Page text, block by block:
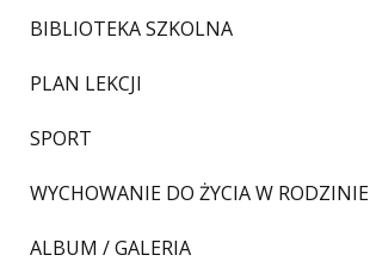
BIBLIOTEKA SZKOLNA
PLAN LEKCJI
SPORT
WYCHOWANIE DO ŻYCIA W RODZINIE
ALBUM / GALERIA